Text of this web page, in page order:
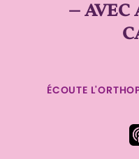
– AVEC
ÉCOUTE